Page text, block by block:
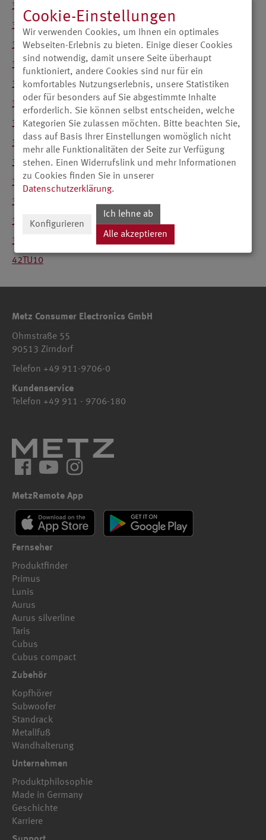
32TT14
32TR15
32TT15
32TR26
32TR27
37TU10
37TU11
37TR14
37TT14
37TR15
37TT15
37TR26
37TR27
42TU10
Metz Consumer Electronics GmbH
Ohmstraße 55
90513 Zirndorf
Telefon +49 911-9706-0
Kundenservice
Telefon +49 911 - 9706-180
FacebookYouTubeInstagram
MetzRemote App
Fernseher
Produktfinder
Primus
Lunis
Aurus
Aurus silverline
Taris
Cubus
Cubus compact
Zubehör
Kopfhörer
Subwoofer
Standrack
Metallfuß
Wandhalterung
Unternehmen
Produktphilosophie
Made in Germany
Geschichte
Karriere
Cookie-Einstellungen
Wir verwenden Cookies, um Ihnen ein optimales
Webseiten-Erlebnis zu bieten. Einige dieser Cookies
sind notwendig, damit unsere Seite überhaupt
funktioniert, andere Cookies sind nur für ein
komfortables Nutzungserlebnis, unsere Statistiken
oder für besonders auf Sie abgestimmte Inhalte
erforderlich. Sie können selbst entscheiden, welche
Kategorien Sie zulassen möchten. Bitte beachten Sie,
dass auf Basis Ihrer Einstellungen womöglich nicht
mehr alle Funktionalitäten der Seite zur Verfügung
stehen. Einen Widerrufslink und mehr Informationen
zu Cookies finden Sie in unserer
Datenschutzerklärung.
Konfigurieren
Ich lehne ab
Alle akzeptieren